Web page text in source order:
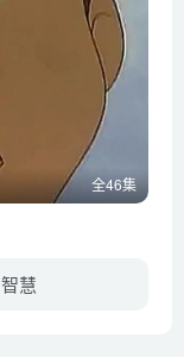
全46集
慧